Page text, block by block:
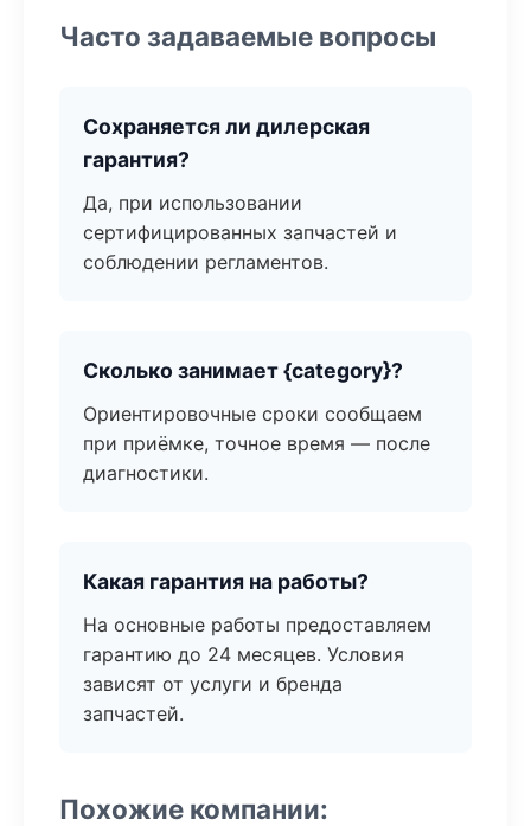
Часто задаваемые вопросы
Сохраняется ли дилерская
гарантия?
Да, при использовании
сертифицированных запчастей и
соблюдении регламентов.
Сколько занимает {category}?
Ориентировочные сроки сообщаем
при приёмке, точное время — после
диагностики.
Какая гарантия на работы?
На основные работы предоставляем
гарантию до 24 месяцев. Условия
зависят от услуги и бренда
запчастей.
Похожие компании: